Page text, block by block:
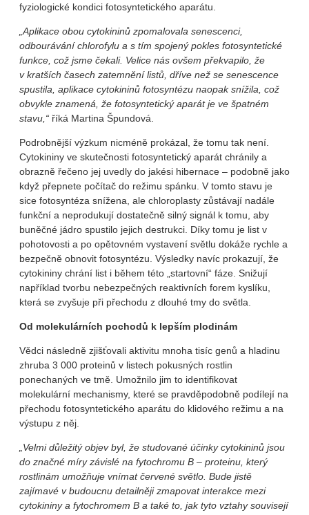
fyziologické kondici fotosyntetického aparátu.
„Aplikace obou cytokininů zpomalovala senescenci,
odbourávání chlorofylu a s tím spojený pokles fotosyntetické
funkce, což jsme čekali. Velice nás ovšem překvapilo, že
v kratších časech zatemnění listů, dříve než se senescence
spustila, aplikace cytokininů fotosyntézu naopak snížila, což
obvykle znamená, že fotosyntetický aparát je ve špatném
stavu,“ říká Martina Špundová.
Podrobnější výzkum nicméně prokázal, že tomu tak není.
Cytokininy ve skutečnosti fotosyntetický aparát chránily a
obrazně řečeno jej uvedly do jakési hibernace – podobně jako
když přepnete počítač do režimu spánku. V tomto stavu je
sice fotosyntéza snížena, ale chloroplasty zůstávají nadále
funkční a neprodukují dostatečně silný signál k tomu, aby
buněčné jádro spustilo jejich destrukci. Díky tomu je list v
pohotovosti a po opětovném vystavení světlu dokáže rychle a
bezpečně obnovit fotosyntézu. Výsledky navíc prokazují, že
cytokininy chrání list i během této „startovní“ fáze. Snižují
například tvorbu nebezpečných reaktivních forem kyslíku,
která se zvyšuje při přechodu z dlouhé tmy do světla.
Od molekulárních pochodů k lepším plodinám
Vědci následně zjišťovali aktivitu mnoha tisíc genů a hladinu
zhruba 3 000 proteinů v listech pokusných rostlin
ponechaných ve tmě. Umožnilo jim to identifikovat
molekulární mechanismy, které se pravděpodobně podílejí na
přechodu fotosyntetického aparátu do klidového režimu a na
výstupu z něj.
„Velmi důležitý objev byl, že studované účinky cytokininů jsou
do značné míry závislé na fytochromu B – proteinu, který
rostlinám umožňuje vnímat červené světlo. Bude jistě
zajímavé v budoucnu detailněji zmapovat interakce mezi
cytokininy a fytochromem B a také to, jak tyto vztahy souvisejí